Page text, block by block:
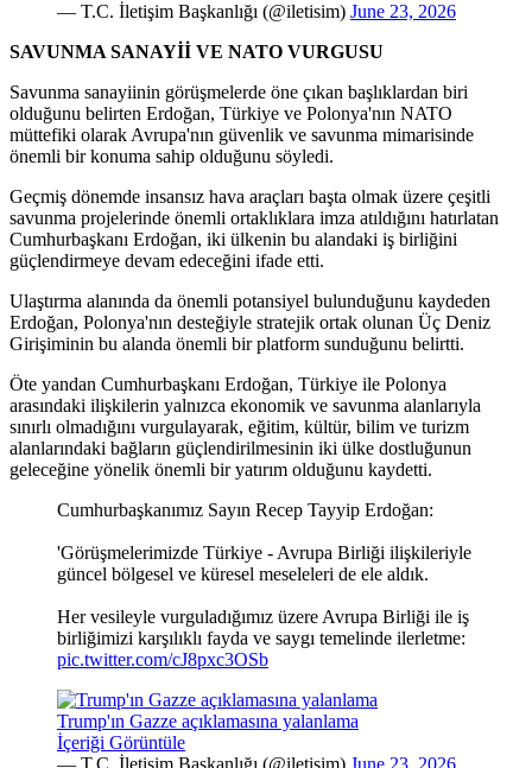
— T.C. İletişim Başkanlığı (@iletisim) June 23, 2026
SAVUNMA SANAYİİ VE NATO VURGUSU
Savunma sanayiinin görüşmelerde öne çıkan başlıklardan biri
olduğunu belirten Erdoğan, Türkiye ve Polonya'nın NATO
müttefiki olarak Avrupa'nın güvenlik ve savunma mimarisinde
önemli bir konuma sahip olduğunu söyledi.
Geçmiş dönemde insansız hava araçları başta olmak üzere çeşitli
savunma projelerinde önemli ortaklıklara imza atıldığını hatırlatan
Cumhurbaşkanı Erdoğan, iki ülkenin bu alandaki iş birliğini
güçlendirmeye devam edeceğini ifade etti.
Ulaştırma alanında da önemli potansiyel bulunduğunu kaydeden
Erdoğan, Polonya'nın desteğiyle stratejik ortak olunan Üç Deniz
Girişiminin bu alanda önemli bir platform sunduğunu belirtti.
Öte yandan Cumhurbaşkanı Erdoğan, Türkiye ile Polonya
arasındaki ilişkilerin yalnızca ekonomik ve savunma alanlarıyla
sınırlı olmadığını vurgulayarak, eğitim, kültür, bilim ve turizm
alanlarındaki bağların güçlendirilmesinin iki ülke dostluğunun
geleceğine yönelik önemli bir yatırım olduğunu kaydetti.
Cumhurbaşkanımız Sayın Recep Tayyip Erdoğan:
'Görüşmelerimizde Türkiye - Avrupa Birliği ilişkileriyle
güncel bölgesel ve küresel meseleleri de ele aldık.
Her vesileyle vurguladığımız üzere Avrupa Birliği ile iş
birliğimizi karşılıklı fayda ve saygı temelinde ilerletme:
pic.twitter.com/cJ8pxc3OSb
Trump'ın Gazze açıklamasına yalanlama
İçeriği Görüntüle